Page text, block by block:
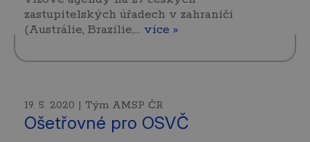
zastupitelských úřadech v zahraničí
(Austrálie, Brazílie,… více »
19. 5. 2020 | Tým AMSP ČR
Ošetřovné pro OSVČ